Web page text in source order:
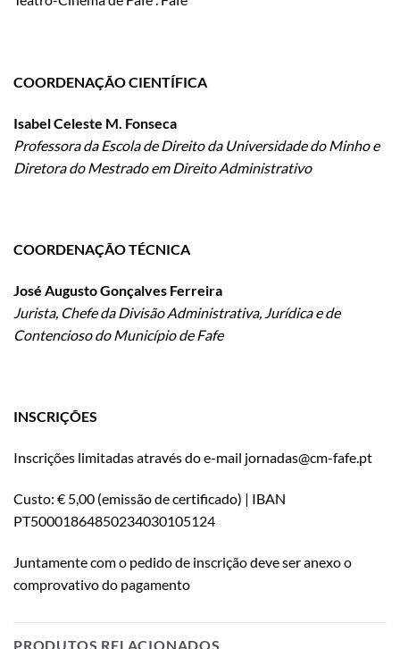
COORDENAÇÃO CIENTÍFICA
Isabel Celeste M. Fonseca
Professora da Escola de Direito da Universidade do Minho e
Diretora do Mestrado em Direito Administrativo
COORDENAÇÃO TÉCNICA
José Augusto Gonçalves Ferreira
Jurista, Chefe da Divisão Administrativa, Jurídica e de
Contencioso do Município de Fafe
INSCRIÇÕES
Inscrições limitadas através do e-mail jornadas@cm-fafe.pt
Custo: € 5,00 (emissão de certificado) | IBAN
PT50001864850234030105124
Juntamente com o pedido de inscrição deve ser anexo o
comprovativo do pagamento
PRODUTOS RELACIONADOS